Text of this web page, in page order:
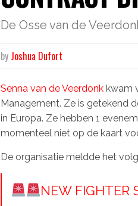
De Osse van de
by Joshua Dufort
Senna van de Veerdonk kwam
Management. Ze is getekend
in Europa. Ze hebben 1
momenteel niet op de kaart
De organisatie meldde het
NEW FIGHTER